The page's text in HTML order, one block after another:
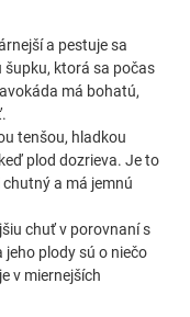
a pestuje sa
šupku, ktorá sa počas
má bohatú,
tenšou, hladkou
plod dozrieva. Je to
chutný a má jemnú
chuť v porovnaní s
jeho plody sú o niečo
v miernejších